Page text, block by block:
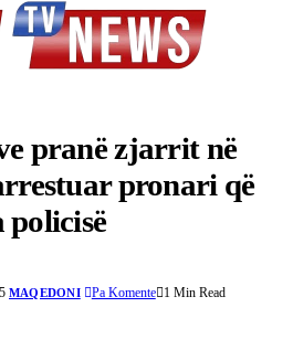
pranë zjarrit në
pronari që
MAQEDONI Pa Komente 1 Min Read